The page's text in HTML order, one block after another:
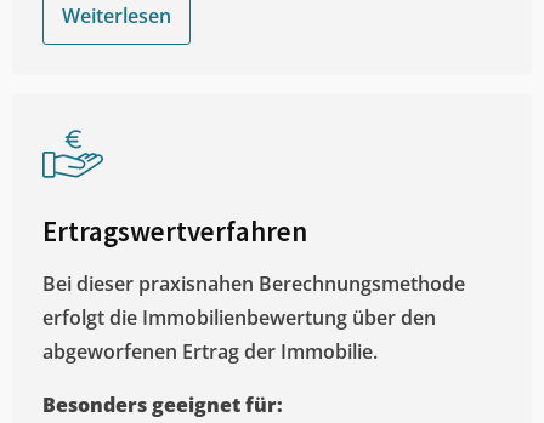
Weiterlesen
Ertragswertverfahren
Bei dieser praxisnahen Berechnungsmethode
erfolgt die Immobilienbewertung über den
abgeworfenen Ertrag der Immobilie.
Besonders geeignet für: